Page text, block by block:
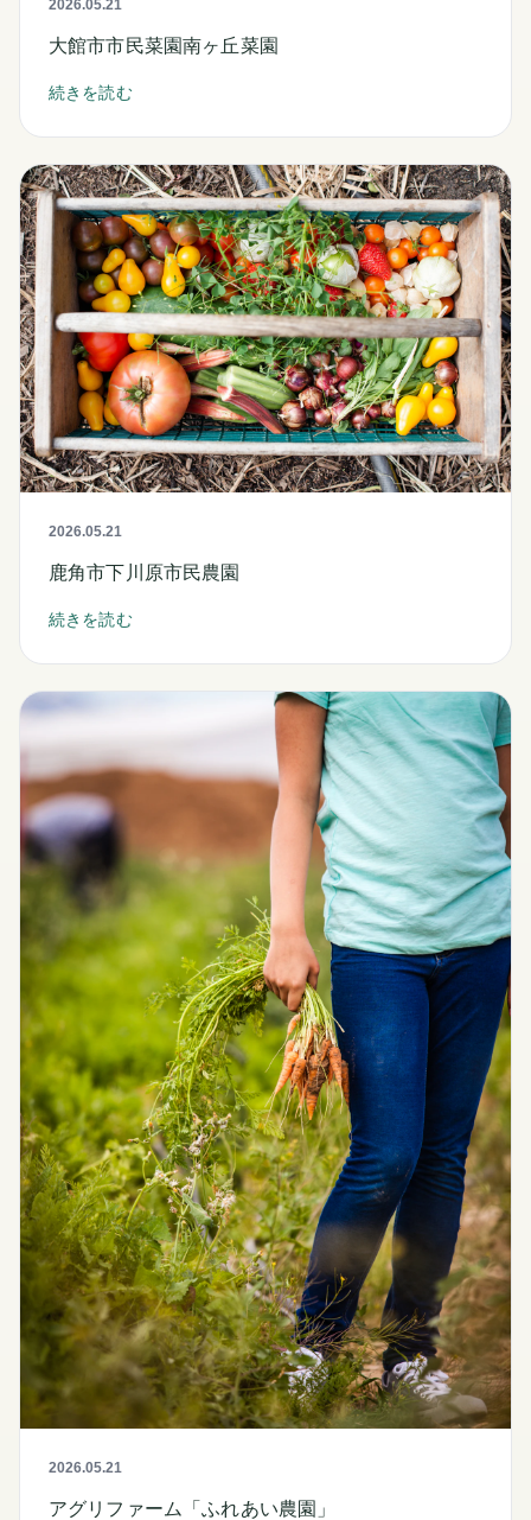
2026.05.21
大館市市民菜園南ヶ丘菜園
続きを読む
2026.05.21
鹿角市下川原市民農園
続きを読む
2026.05.21
アグリファーム「ふれあい農園」